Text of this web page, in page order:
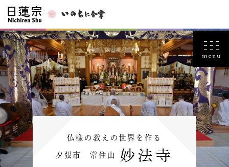
仏様の教えの世界を作る
夕張市 常住山 妙法寺